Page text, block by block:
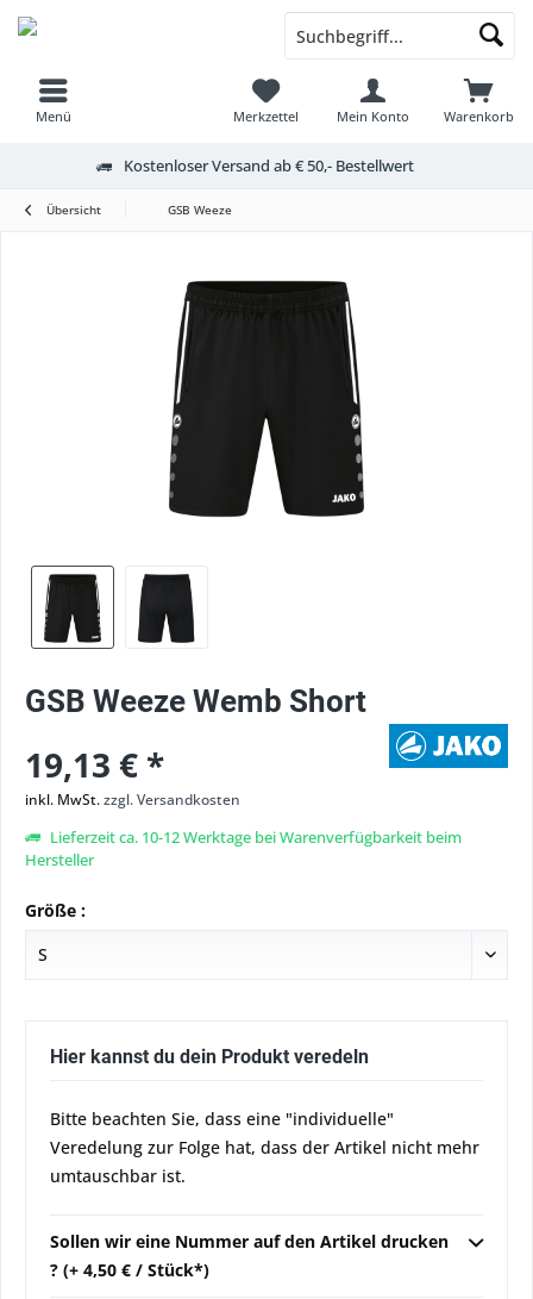
Menü Warenkorb
Merkzettel Mein Konto
Kostenloser Versand ab € 50,- Bestellwert
Übersicht GSB Weeze
GSB Weeze Wemb Short
19,13 € *
inkl. MwSt.zzgl. Versandkosten
Lieferzeit ca. 10-12 Werktage bei Warenverfügbarkeit beim
Hersteller
Größe :
Hier kannst du dein Produkt veredeln
Bitte beachten Sie, dass eine "individuelle"
Veredelung zur Folge hat, dass der Artikel nicht mehr
umtauschbar ist.
Sollen wir eine Nummer auf den Artikel drucken
? (+ 4,50 € / Stück*)